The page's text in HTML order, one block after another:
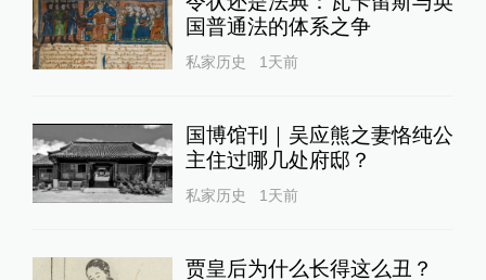
国普通法的体系之争
私家历史 1天前
国博馆刊｜吴应熊之妻恪纯公
主住过哪几处府邸？
私家历史 1天前
贾皇后为什么长得这么丑？